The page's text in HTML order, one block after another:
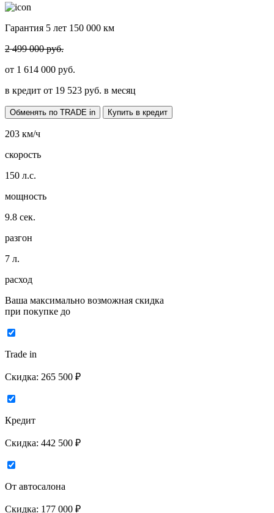
Гарантия 5 лет 150 000 км
2 499 000 руб.
от 1 614 000 руб.
в кредит от 19 523 руб. в месяц
Обменять по TRADE in Купить в кредит
203 км/ч
скорость
150 л.с.
мощность
9.8 сек.
разгон
7 л.
расход
Ваша максимально возможная скидка
при покупке до
Trade in
Скидка: 265 500 ₽
Кредит
Скидка: 442 500 ₽
От автосалона
Скидка: 177 000 ₽